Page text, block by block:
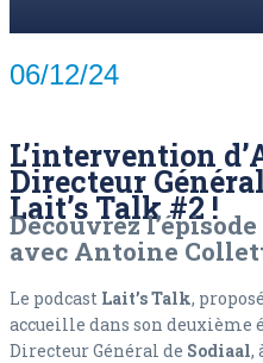
06/12/24
L’intervention
Directeur
Lait’s Talk #2 !
Découvrez
avec Antoine
Le podcast Lait’s Talk,
accueille dans son deuxième
Directeur Général de Sodiaal,